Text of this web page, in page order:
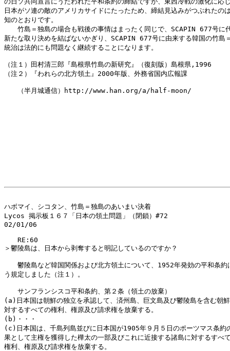
日本がソ連の敵のアメリカサイドにたったため、締結見込みがつぶれたの
知のとおりです。
竹島＝独島の場合も戦後の事情はまったく同じで、SCAPIN 677号に
新たな取り決めを結ばないかぎり、SCAPIN 677号に由来する韓国の竹島
統治は法的にも問題なく継続することになります。
（注１）田村清三郎『島根県竹島の新研究』（復刻版）島根県,1996
（注２）『われらの北方領土』2000年版、外務省国内広報課
（半月城通信）http://www.han.org/a/half-moon/
ハボマイ、シコタン、竹島＝独島のあいまい決着
Lycos 掲示板１６７「日本の領土問題」（閉鎖）#72
02/01/06
RE:60
＞鬱陵島は、日本から剥奪すると明記しているのですか？
鬱陵島など韓国関係および北方領土について、1952年発効の平和条約
う規定しました（注１）。
サンフランシスコ平和条約、第２条（領土の放棄）
(a)日本国は朝鮮の独立を承認して、済州島、巨文島及び鬱陵島を含む朝
対するすべての権利、権原及び請求権を放棄する。
(b)・・・
(c)日本国は、千島列島並びに日本国が1905年９月５日のポーツマス条約
果として主権を獲得した樺太の一部及びこれに近接する諸島に対するすべ
権利、権原及び請求権を放棄する。